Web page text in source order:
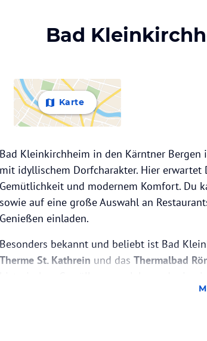
Bad
Karte
Bad Kleinkirchheim in den Kärntner
mit idyllischem Dorfcharakter. Hier
Gemütlichkeit und modernem Komfort. Du
sowie auf eine große Auswahl an
Genießen einladen.
Besonders bekannt und beliebt ist Bad
Therme St. Kathrein und das Thermalbad
entspannen. Ob wohltuende